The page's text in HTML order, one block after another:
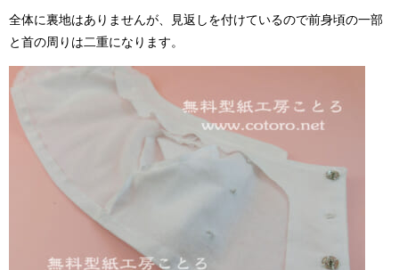
全体に裏地はありませんが、見返しを付けているので前身頃の一部
と首の周りは二重になります。